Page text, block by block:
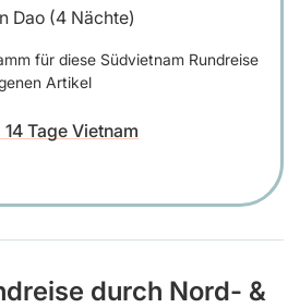
Dao (4 Nächte)
für diese Südvietnam Rundreise
Artikel
Tage Vietnam
durch Nord- &